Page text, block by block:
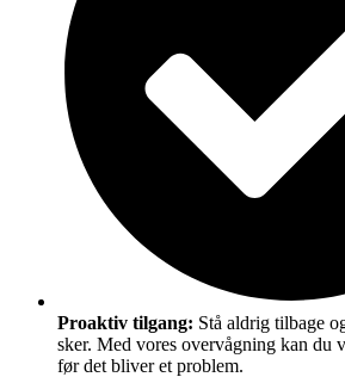
Proaktiv tilgang: Stå aldrig tilbage
sker. Med vores overvågning kan du
før det bliver et problem.